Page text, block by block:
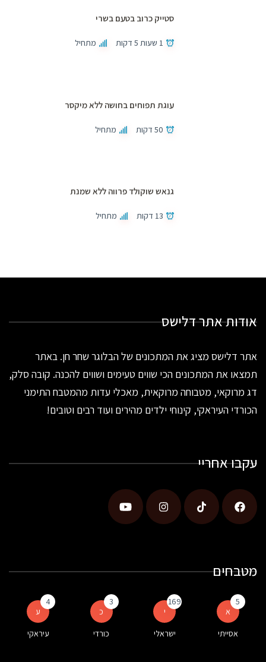
סטייק כרוב בטעם בשרי
1 שעות 5 דקות מתחיל
עוגת תפוחים בחושה ללא מיקסר
50 דקות מתחיל
גנאש שוקולד פרווה ללא שמנת
13 דקות מתחיל
אודות אתר דלישס
אתר דלישס מציג את המתכונים של הבלוגר שחר חן. באתר
תמצאו את המתכונים הכי שווים טעימים ושווים להכנה. קובה סלק,
דג מרוקאי, מטבוחה מרוקאית, מאכלי עדות מהמטבח התימני
הכורדי העיראקי, קינוחי ילדים מהירים ועוד רבים וטובים!
עקבו אחריי
מטבחים
א
5
אסייתי
י
169
ישראלי
כ
3
כורדי
ע
4
עיראקי